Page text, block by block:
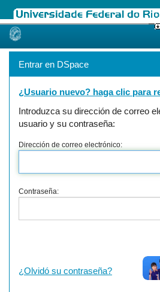
Skip
Entrar en DSpace
¿Usuario nuevo? haga clic para
Introduzca su dirección de correo
usuario y su contraseña:
Dirección de correo electrónico:
Contraseña:
¿Olvidó su contraseña?